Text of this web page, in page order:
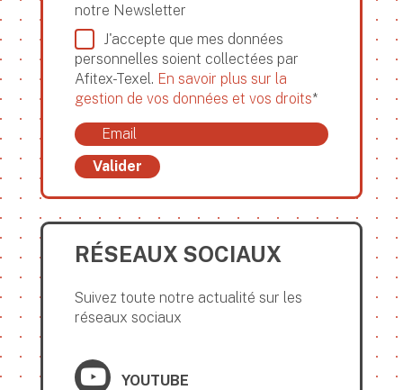
notre Newsletter
J'accepte que mes données
personnelles soient collectées par
Afitex-Texel. En savoir plus sur la
gestion de vos données et vos droits*
Valider
RÉSEAUX SOCIAUX
Suivez toute notre actualité sur les
réseaux sociaux
YOUTUBE